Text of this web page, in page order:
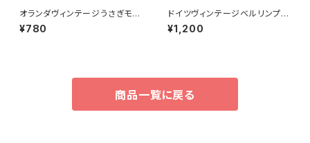
オランダヴィンテージうさぎモチ
ーフプラパーツ30個セットNo6
4
¥780
ドイツヴィンテージベルリンプラ
ベア青215
¥1,200
商品一覧に戻る